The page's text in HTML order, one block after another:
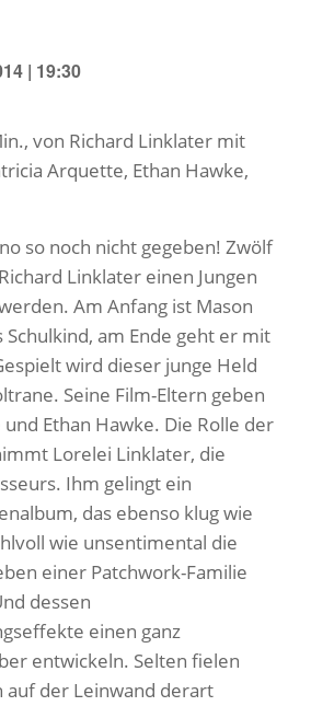
| 19:30
von Richard Linklater mit
Arquette, Ethan Hawke,
so noch nicht gegeben! Zwölf
Linklater einen Jungen
Am Anfang ist Mason
Schulkind, am Ende geht er mit
wird dieser junge Held
Seine Film-Eltern geben
Ethan Hawke. Die Rolle der
Lorelei Linklater, die
Ihm gelingt ein
das ebenso klug wie
wie unsentimental die
einer Patchwork-Familie
dessen
einen ganz
entwickeln. Selten fielen
auf der Leinwand derart